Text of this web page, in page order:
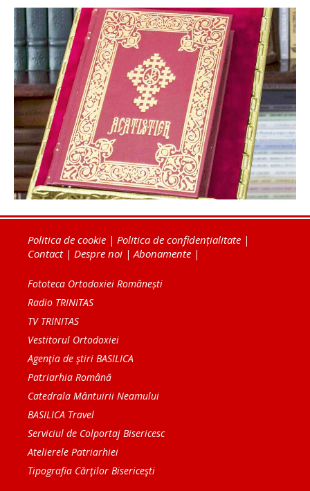
Politica de cookie | Politica de confidențialitate |
Contact| Despre noi | Abonamente |
Fototeca Ortodoxiei Românești
Radio TRINITAS
TV TRINITAS
Vestitorul Ortodoxiei
Agenţia de ştiri BASILICA
Patriarhia Română
Catedrala Mântuirii Neamului
BASILICA Travel
Serviciul de Colportaj Bisericesc
Atelierele Patriarhiei
Tipografia Cărţilor Bisericeşti